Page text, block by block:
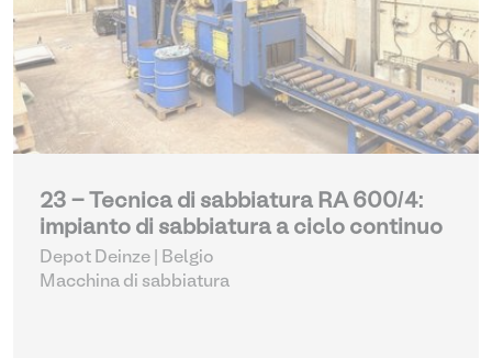
23 - Tecnica di sabbiatura RA 600/4:
impianto di sabbiatura a ciclo continuo
Depot Deinze | Belgio
Macchina di sabbiatura